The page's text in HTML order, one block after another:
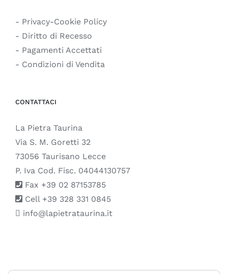
- Privacy-Cookie Policy
- Diritto di Recesso
- Pagamenti Accettati
- Condizioni di Vendita
CONTATTACI
La Pietra Taurina
Via S. M. Goretti 32
73056 Taurisano Lecce
P. Iva Cod. Fisc. 04044130757
Fax +39 02 87153785
Cell +39 328 331 0845
info@lapietrataurina.it